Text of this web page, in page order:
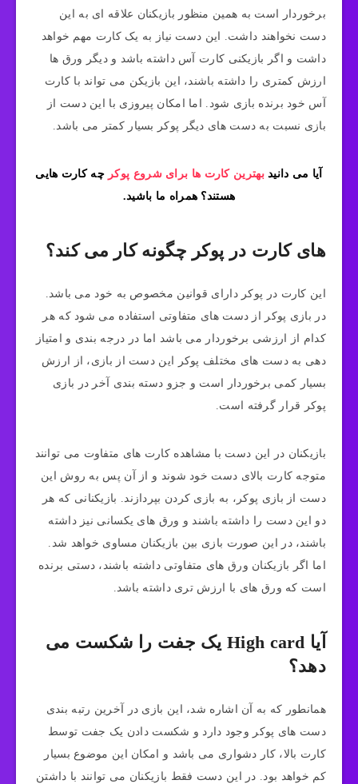
برخوردار است به همین منظور بازیکنان علاقه ای به این
دست نخواهند داشت. این دست نیاز به یک کارت مهم خواهد
داشت و اگر بازیکنی کارت آس داشته باشد و دیگر ورق ها
ارزش کمتری را داشته باشند، این بازیکن می تواند با کارت
آس خود برنده بازی شود. اما امکان پیروزی با این دست از
بازی نسبت به دست های دیگر پوکر بسیار کمتر می باشد.
آیا می دانیدبهترین کارت ها برای شروع پوکر چه کارت هایی
هستند؟ همراه ما باشید.
های کارت در پوکر چگونه کار می کند؟
این کارت در پوکر دارای قوانین مخصوص به خود می باشد.
در بازی پوکر از دست های متفاوتی استفاده می شود که هر
کدام از ارزشی برخوردار می باشد اما در درجه بندی و امتیاز
دهی به دست های مختلف پوکر این دست از بازی، از ارزش
بسیار کمی برخوردار است و جزو دسته بندی آخر در بازی
پوکر قرار گرفته است.
بازیکنان در این دست با مشاهده کارت های متفاوت می توانند
متوجه کارت بالای دست خود شوند و از آن پس به روش این
دست از بازی پوکر، به بازی کردن بپردازند. بازیکنانی که هر
دو این دست را داشته باشند و ورق های یکسانی نیز داشته
باشند، در این صورت بازی بین بازیکنان مساوی خواهد شد.
اما اگر بازیکنان ورق های متفاوتی داشته باشند، دستی برنده
است که ورق های با ارزش تری داشته باشد.
آیا High card یک جفت را شکست می
دهد؟
همانطور که به آن اشاره شد، این بازی در آخرین رتبه بندی
دست های پوکر وجود دارد و شکست دادن یک جفت توسط
کارت بالا، کار دشواری می باشد و امکان این موضوع بسیار
کم خواهد بود. در این دست فقط بازیکنان می توانند با داشتن